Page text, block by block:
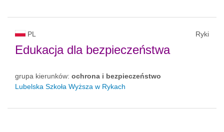
PL Ryki
Edukacja dla bezpieczeństwa
grupa kierunków: ochrona i bezpieczeństwo
Lubelska Szkoła Wyższa w Rykach